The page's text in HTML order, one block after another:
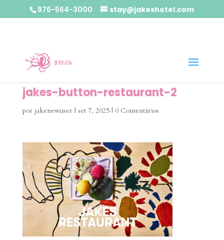
876-564-3000 stay@jakeshotel.com
jakes-button-restaurant-2
por jakenewuser| set 7, 2025| 0 Comentários